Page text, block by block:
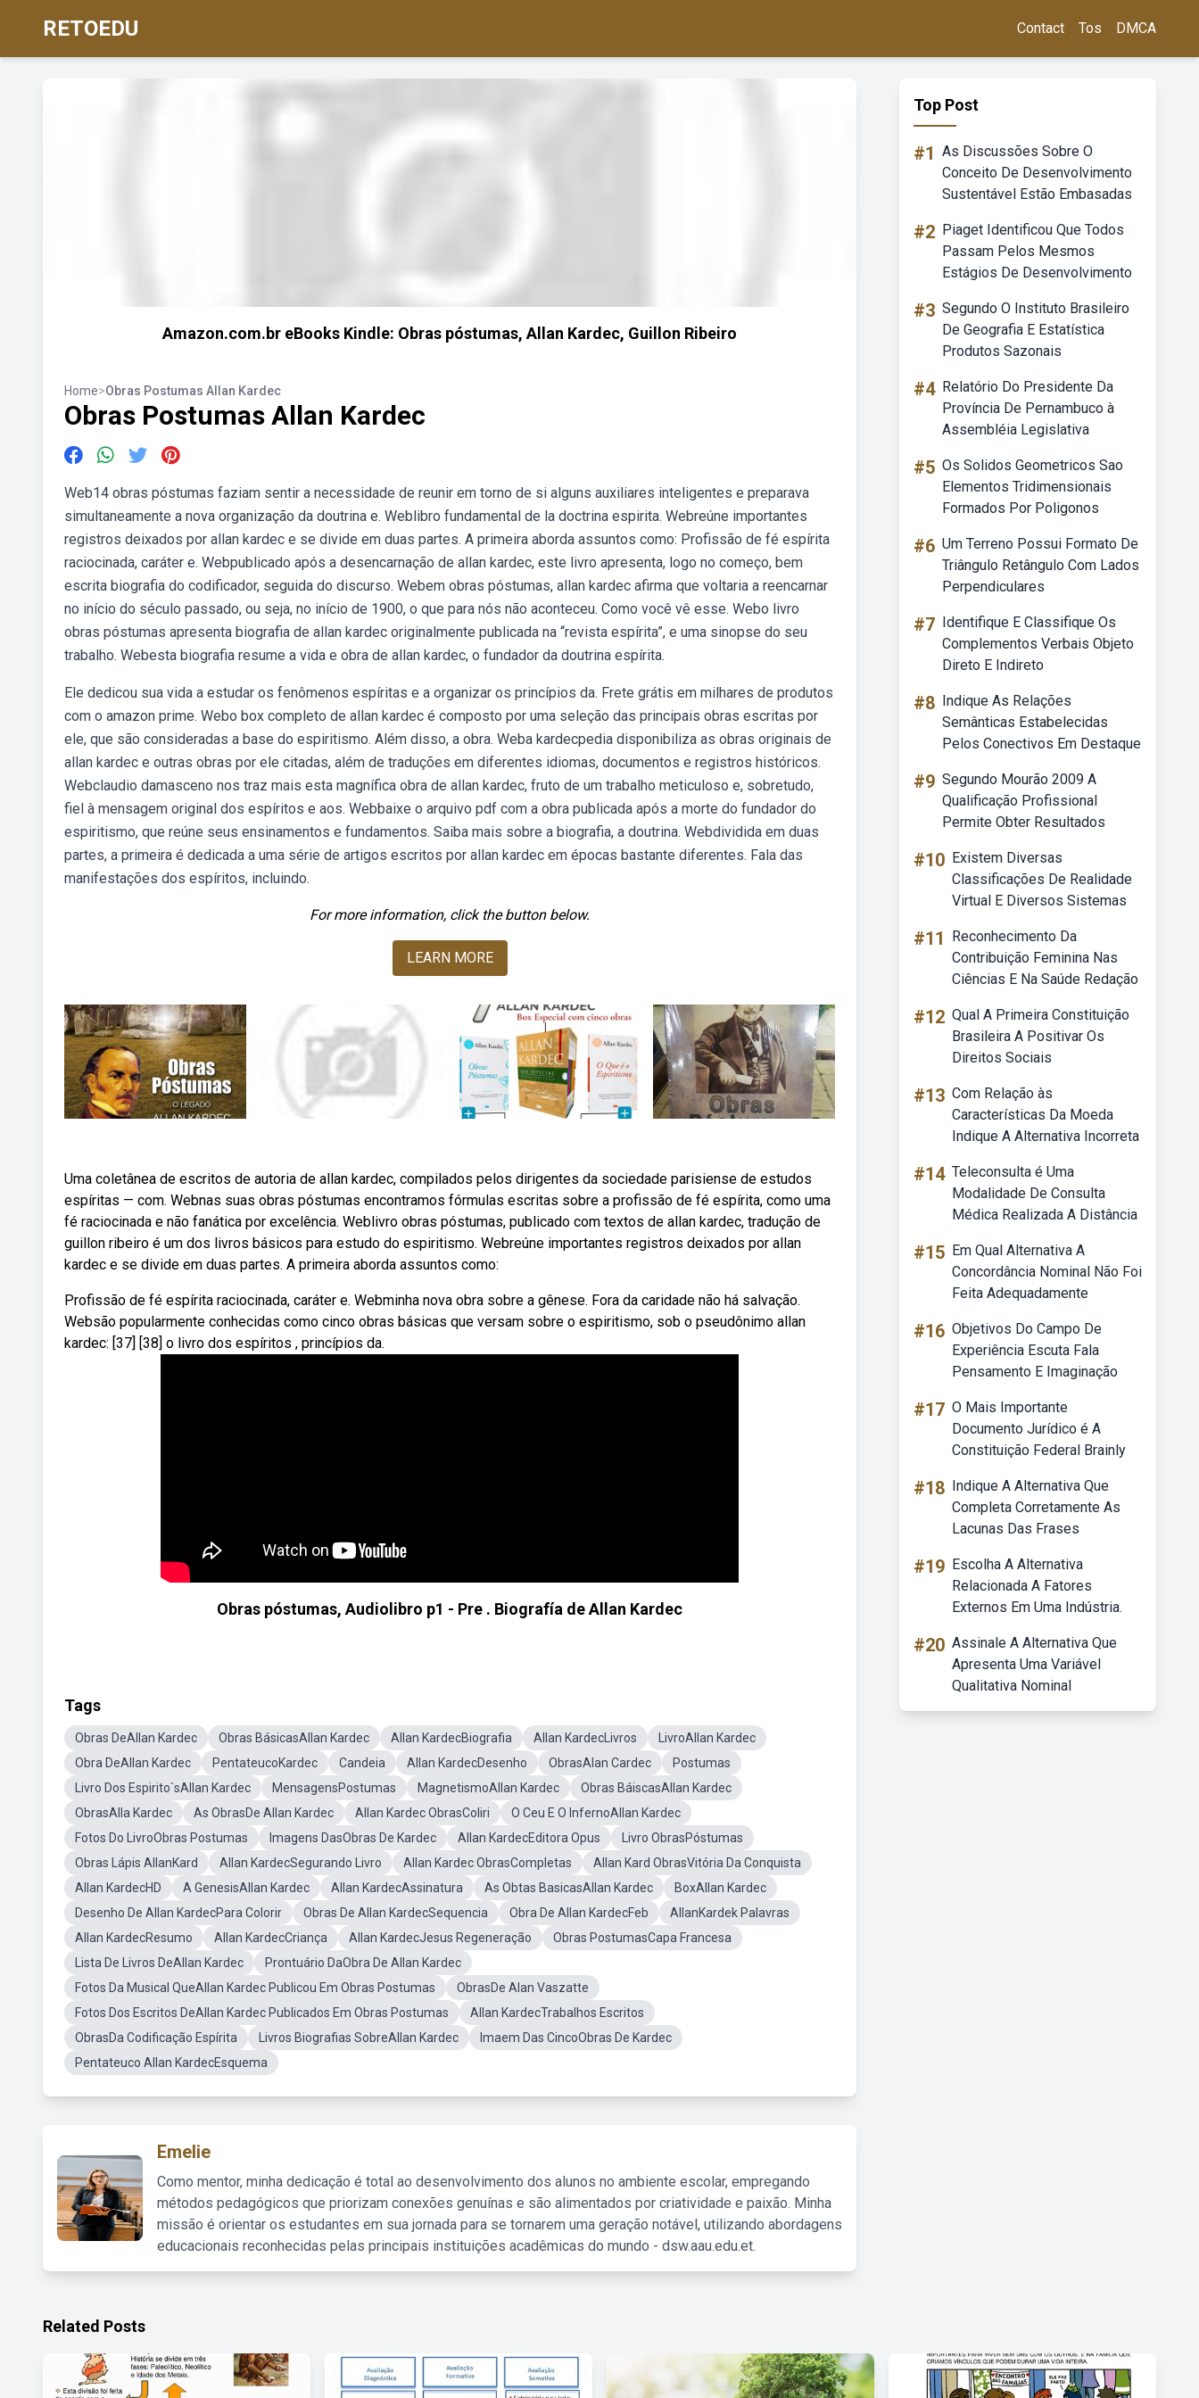
RETOEDU Contact Tos DMCA
Amazon.com.br eBooks Kindle: Obras póstumas, Allan Kardec, Guillon Ribeiro
Home>Obras Postumas Allan Kardec
Obras Postumas Allan Kardec
Web14 obras póstumas faziam sentir a necessidade de reunir em torno de si alguns auxiliares inteligentes e preparava
simultaneamente a nova organização da doutrina e. Weblibro fundamental de la doctrina espirita. Webreúne importantes
registros deixados por allan kardec e se divide em duas partes. A primeira aborda assuntos como: Profissão de fé espírita
raciocinada, caráter e. Webpublicado após a desencarnação de allan kardec, este livro apresenta, logo no começo, bem
escrita biografia do codificador, seguida do discurso. Webem obras póstumas, allan kardec afirma que voltaria a reencarnar
no início do século passado, ou seja, no início de 1900, o que para nós não aconteceu. Como você vê esse. Webo livro
obras póstumas apresenta biografia de allan kardec originalmente publicada na “revista espírita”, e uma sinopse do seu
trabalho. Webesta biografia resume a vida e obra de allan kardec, o fundador da doutrina espírita.
Ele dedicou sua vida a estudar os fenômenos espíritas e a organizar os princípios da. Frete grátis em milhares de produtos
com o amazon prime. Webo box completo de allan kardec é composto por uma seleção das principais obras escritas por
ele, que são consideradas a base do espiritismo. Além disso, a obra. Weba kardecpedia disponibiliza as obras originais de
allan kardec e outras obras por ele citadas, além de traduções em diferentes idiomas, documentos e registros históricos.
Webclaudio damasceno nos traz mais esta magnífica obra de allan kardec, fruto de um trabalho meticuloso e, sobretudo,
fiel à mensagem original dos espíritos e aos. Webbaixe o arquivo pdf com a obra publicada após a morte do fundador do
espiritismo, que reúne seus ensinamentos e fundamentos. Saiba mais sobre a biografia, a doutrina. Webdividida em duas
partes, a primeira é dedicada a uma série de artigos escritos por allan kardec em épocas bastante diferentes. Fala das
manifestações dos espíritos, incluindo.
For more information, click the button below.
LEARN MORE
Uma coletânea de escritos de autoria de allan kardec, compilados pelos dirigentes da sociedade parisiense de estudos
espíritas — com. Webnas suas obras póstumas encontramos fórmulas escritas sobre a profissão de fé espírita, como uma
fé raciocinada e não fanática por excelência. Weblivro obras póstumas, publicado com textos de allan kardec, tradução de
guillon ribeiro é um dos livros básicos para estudo do espiritismo. Webreúne importantes registros deixados por allan
kardec e se divide em duas partes. A primeira aborda assuntos como:
Profissão de fé espírita raciocinada, caráter e. Webminha nova obra sobre a gênese. Fora da caridade não há salvação.
Websão popularmente conhecidas como cinco obras básicas que versam sobre o espiritismo, sob o pseudônimo allan
kardec: [37] [38] o livro dos espíritos , princípios da.
Obras póstumas, Audiolibro p1 - Pre . Biografía de Allan Kardec
Tags
Obras DeAllan Kardec Obras BásicasAllan Kardec Allan KardecBiografia Allan KardecLivros
LivroAllan Kardec
Obra DeAllan Kardec
PentateucoKardec Candeia Allan KardecDesenho ObrasAlan Cardec
Postumas
Livro Dos Espirito`sAllan Kardec
MensagensPostumas MagnetismoAllan Kardec
Obras BáiscasAllan Kardec
ObrasAlla Kardec
As ObrasDe Allan Kardec Allan Kardec ObrasColiri
O Ceu E O InfernoAllan Kardec
Fotos Do LivroObras Postumas
Imagens DasObras De Kardec Allan KardecEditora Opus
Livro ObrasPóstumas
Obras Lápis AllanKard
Allan KardecSegurando Livro Allan Kardec ObrasCompletas
Allan Kard ObrasVitória Da Conquista
Allan KardecHD
A GenesisAllan Kardec Allan KardecAssinatura As Obtas BasicasAllan Kardec
BoxAllan Kardec
Desenho De Allan KardecPara Colorir
Obras De Allan KardecSequencia Obra De Allan KardecFeb
AllanKardek Palavras
Allan KardecResumo
Allan KardecCriança Allan KardecJesus Regeneração
Obras PostumasCapa Francesa
Lista De Livros DeAllan Kardec
Prontuário DaObra De Allan Kardec
Fotos Da Musical QueAllan Kardec Publicou Em Obras Postumas
ObrasDe Alan Vaszatte
Fotos Dos Escritos DeAllan Kardec Publicados Em Obras Postumas
Allan KardecTrabalhos Escritos
ObrasDa Codificação Espírita
Livros Biografias SobreAllan Kardec
Imaem Das CincoObras De Kardec
Pentateuco Allan KardecEsquema
Emelie
Como mentor, minha dedicação é total ao desenvolvimento dos alunos no ambiente escolar, empregando
métodos pedagógicos que priorizam conexões genuínas e são alimentados por criatividade e paixão. Minha
missão é orientar os estudantes em sua jornada para se tornarem uma geração notável, utilizando abordagens
educacionais reconhecidas pelas principais instituições acadêmicas do mundo - dsw.aau.edu.et.
Top Post
#1 As Discussões Sobre O
Conceito De Desenvolvimento
Sustentável Estão Embasadas
#2 Piaget Identificou Que Todos
Passam Pelos Mesmos
Estágios De Desenvolvimento
#3 Segundo O Instituto Brasileiro
De Geografia E Estatística
Produtos Sazonais
#4 Relatório Do Presidente Da
Província De Pernambuco à
Assembléia Legislativa
#5 Os Solidos Geometricos Sao
Elementos Tridimensionais
Formados Por Poligonos
#6 Um Terreno Possui Formato De
Triângulo Retângulo Com Lados
Perpendiculares
#7 Identifique E Classifique Os
Complementos Verbais Objeto
Direto E Indireto
#8 Indique As Relações
Semânticas Estabelecidas
Pelos Conectivos Em Destaque
#9 Segundo Mourão 2009 A
Qualificação Profissional
Permite Obter Resultados
#10 Existem Diversas
Classificações De Realidade
Virtual E Diversos Sistemas
#11
Reconhecimento Da
Contribuição Feminina Nas
Ciências E Na Saúde Redação
#12 Qual A Primeira Constituição
Brasileira A Positivar Os
Direitos Sociais
#13 Com Relação às
Características Da Moeda
Indique A Alternativa Incorreta
#14 Teleconsulta é Uma
Modalidade De Consulta
Médica Realizada A Distância
#15 Em Qual Alternativa A
Concordância Nominal Não Foi
Feita Adequadamente
#16 Objetivos Do Campo De
Experiência Escuta Fala
Pensamento E Imaginação
#17 O Mais Importante
Documento Jurídico é A
Constituição Federal Brainly
#18 Indique A Alternativa Que
Completa Corretamente As
Lacunas Das Frases
#19 Escolha A Alternativa
Relacionada A Fatores
Externos Em Uma Indústria.
#20 Assinale A Alternativa Que
Apresenta Uma Variável
Qualitativa Nominal
Related Posts